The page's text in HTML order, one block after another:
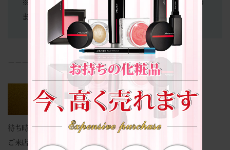
※当店は買取専門店となります。商品の販売は行っており
ません。
－－－－－－－－－－－－－－－－
待ち時間０分。
ご来店でのスムーズなお買取りは予約が便利です。